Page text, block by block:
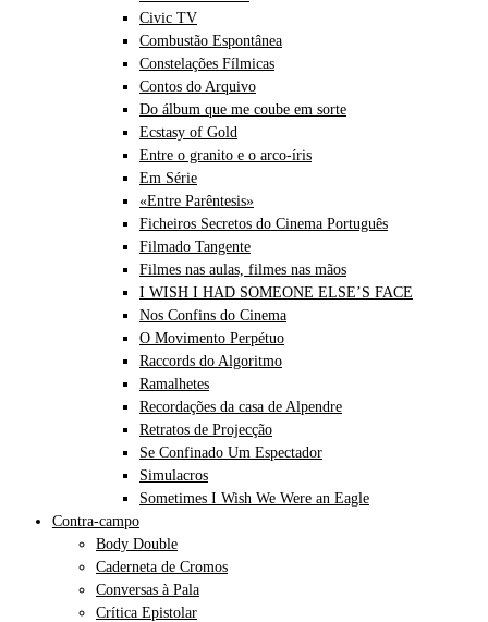
Civic TV
Combustão Espontânea
Constelações Fílmicas
Contos do Arquivo
Do álbum que me coube em sorte
Ecstasy of Gold
Entre o granito e o arco-íris
Em Série
«Entre Parêntesis»
Ficheiros Secretos do Cinema Português
Filmado Tangente
Filmes nas aulas, filmes nas mãos
I WISH I HAD SOMEONE ELSE’S FACE
Nos Confins do Cinema
O Movimento Perpétuo
Raccords do Algoritmo
Ramalhetes
Recordações da casa de Alpendre
Retratos de Projecção
Se Confinado Um Espectador
Simulacros
Sometimes I Wish We Were an Eagle
Contra-campo
Body Double
Caderneta de Cromos
Conversas à Pala
Crítica Epistolar